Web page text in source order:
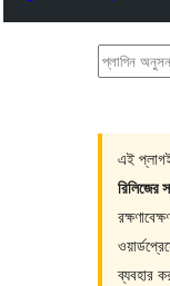
প্লাগিন
এই
রিলিজের
ব্যবহার